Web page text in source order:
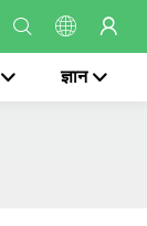
ज्ञान